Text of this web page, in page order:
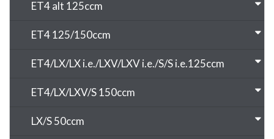
ET4 alt 125ccm
ET4 125/150ccm
ET4/LX/LX i.e./LXV/LXV i.e./S/S i.e.125ccm
ET4/LX/LXV/S 150ccm
LX/S 50ccm